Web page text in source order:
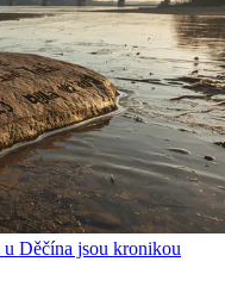
u Děčína jsou kronikou